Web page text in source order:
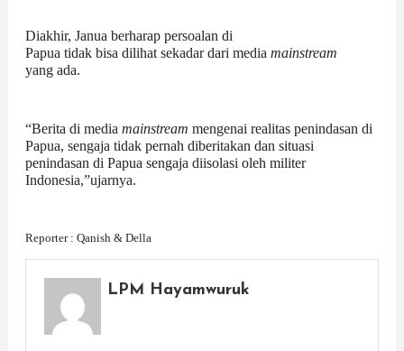
Diakhir, Janua berharap persoalan di
Papua tidak bisa dilihat sekadar dari media mainstream
yang ada.
“Berita di media mainstream mengenai realitas penindasan di
Papua, sengaja tidak pernah diberitakan dan situasi
penindasan di Papua sengaja diisolasi oleh militer
Indonesia,”ujarnya.
Reporter : Qanish & Della
LPM Hayamwuruk